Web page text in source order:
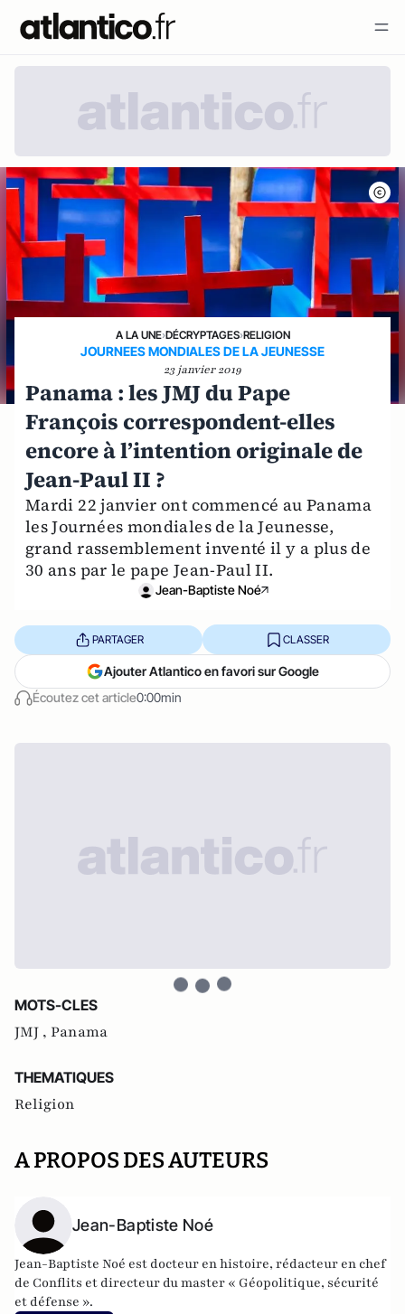
A LA UNE›DÉCRYPTAGES›RELIGION
JOURNEES MONDIALES DE LA JEUNESSE
23 janvier 2019
Panama : les JMJ du Pape
François correspondent-elles
encore à l’intention originale de
Jean-Paul II ?
Mardi 22 janvier ont commencé au Panama
les Journées mondiales de la Jeunesse,
grand rassemblement inventé il y a plus de
30 ans par le pape Jean-Paul II.
Jean-Baptiste Noé
Écoutez cet article0:00min
PARTAGER CLASSER
Ajouter Atlantico en favori sur Google
MOTS-CLES
JMJ , Panama
THEMATIQUES
Religion
A PROPOS DES AUTEURS
Jean-Baptiste Noé
Jean-Baptiste Noé est docteur en histoire, rédacteur en chef
de Conflits et directeur du master « Géopolitique, sécurité
et défense ».